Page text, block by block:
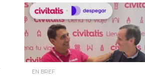
EN BREF